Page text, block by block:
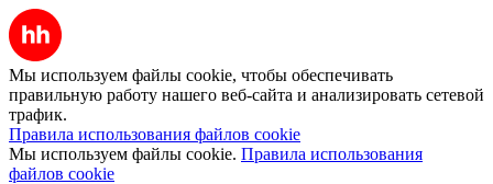
Мы используем файлы cookie, чтобы обеспечивать
правильную работу нашего веб-сайта и анализировать сетевой
трафик.
Правила использования файлов cookie
Мы используем файлы cookie. Правила использования
файлов cookie